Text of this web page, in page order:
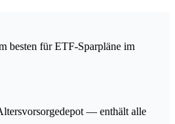
besten für ETF-Sparpläne im
— enthält alle